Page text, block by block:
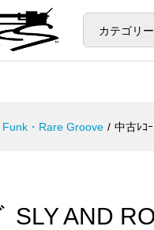
カテゴリー
Funk・Rare Groove / 中古ﾚｺ
SLY AND
ｺｰﾄﾞ SLY AND